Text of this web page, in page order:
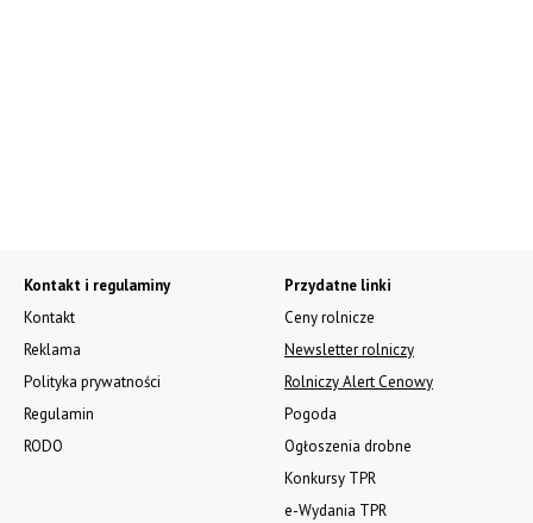
Kontakt i regulaminy
Kontakt
Reklama
Polityka prywatności
Regulamin
RODO
Przydatne linki
Ceny rolnicze
Newsletter rolniczy
Rolniczy Alert Cenowy
Pogoda
Ogłoszenia drobne
Konkursy TPR
e-Wydania TPR